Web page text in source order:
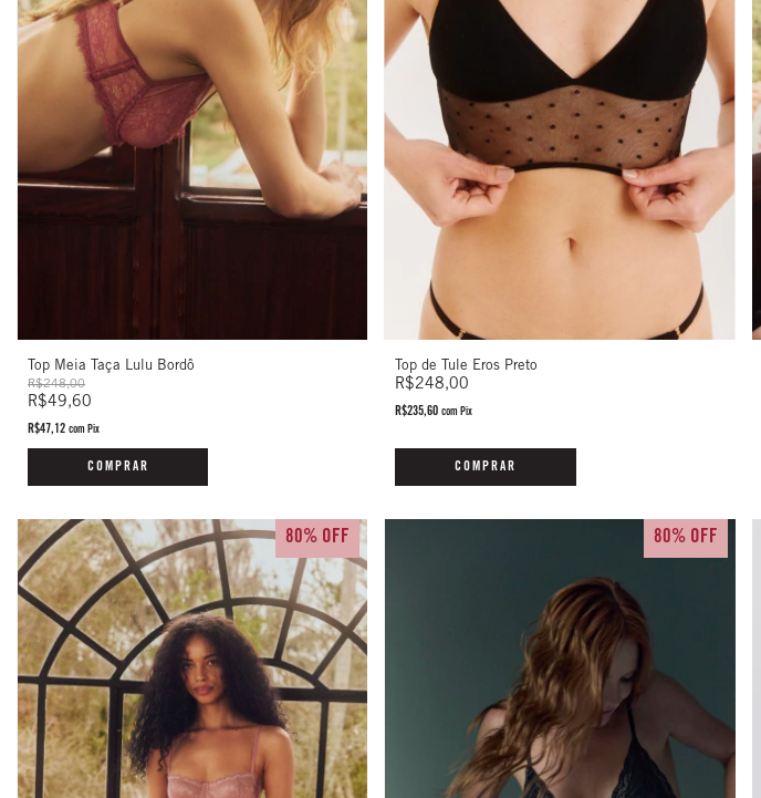
Top Meia Taça Lulu Bordô
R$248,00
R$49,60
R$47,12 com Pix
COMPRAR
Top de Tule Eros Preto
R$248,00
R$235,60com Pix
COMPRAR
80% OFF 80% OFF